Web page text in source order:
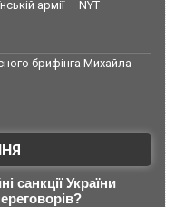
армії — NYT
брифінга Михайла
санкції України